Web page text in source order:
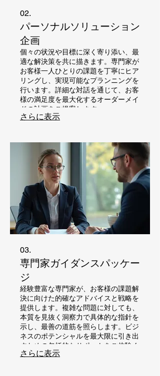
02.
パーソナルソリューション
企画
個々の状況や目標に深く寄り添い、最
適な解決策を共に描きます。専門家が
お客様一人ひとりの課題を丁寧にヒア
リングし、実現可能なプランニングを
行います。詳細な対話を通じて、お客
様の満足度を最大化するオーダーメイ
ドの計画をご提案します。
さらに表示
03.
専門家ガイダンスパッケー
ジ
経験豊富な専門家が、お客様の課題解
決に向けた的確なアドバイスと戦略を
提供します。複雑な問題に対しても、
本質を見抜く洞察力で具体的な指針を
示し、最善の道筋を照らします。ビジ
ネスのポテンシャルを最大限に引き出
すための包括的なサポートをご体験く
ださい。
さらに表示